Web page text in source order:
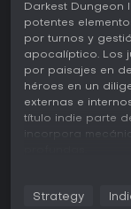
Darkest Dungeon
potentes
por turnos y
apocalíptico. Los
por paisajes en
héroes en un
externas e
título indie parte
incorpora
En Darkest
Strategy